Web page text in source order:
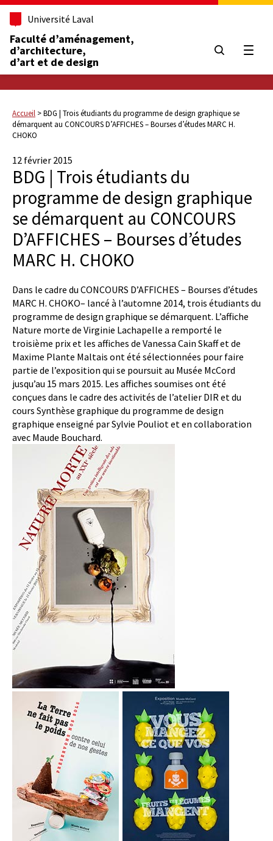
Université Laval
Faculté d’aménagement,
d’architecture,
d’art et de design
Accueil >BDG | Trois étudiants du programme de design graphique se
démarquent au CONCOURS D’AFFICHES – Bourses d’études MARC H.
CHOKO
12 février 2015
BDG | Trois étudiants du
programme de design graphique
se démarquent au CONCOURS
D’AFFICHES – Bourses d’études
MARC H. CHOKO
Dans le cadre du CONCOURS D’AFFICHES – Bourses d’études
MARC H. CHOKO– lancé à l’automne 2014, trois étudiants du
programme de design graphique se démarquent. L’affiche
Nature morte de Virginie Lachapelle a remporté le
troisième prix et les affiches de Vanessa Cain Skaff et de
Maxime Plante Maltais ont été sélectionnées pour faire
partie de l’exposition qui se poursuit au Musée McCord
jusqu’au 15 mars 2015. Les affiches soumises ont été
conçues dans le cadre des activités de l’atelier DIR et du
cours Synthèse graphique du programme de design
graphique enseigné par Sylvie Pouliot et en collaboration
avec Maude Bouchard.